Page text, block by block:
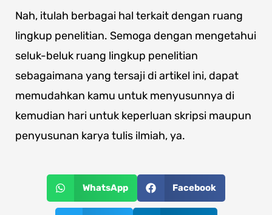
Nah, itulah berbagai hal terkait dengan ruang
lingkup penelitian. Semoga dengan mengetahui
seluk-beluk ruang lingkup penelitian
sebagaimana yang tersaji di artikel ini, dapat
memudahkan kamu untuk menyusunnya di
kemudian hari untuk keperluan skripsi maupun
penyusunan karya tulis ilmiah, ya.
WhatsApp Facebook